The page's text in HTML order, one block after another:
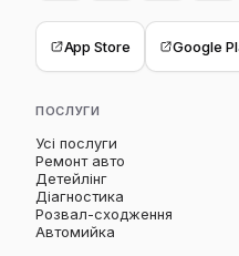
App Store Google
ПОСЛУГИ
Усі послуги
Ремонт авто
Детейлінг
Діагностика
Розвал-сходження
Автомийка